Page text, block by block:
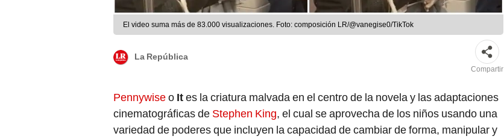
El video suma más de 83.000 visualizaciones. Foto: composición LR/@vanegise0/TikTok
La República
Compartir
Pennywiseo Ites la criatura malvada en el centro de la novela y las adaptaciones
cinematográficas de Stephen King, el cual se aprovecha de los niños usando una
variedad de poderes que incluyen la capacidad de cambiar de forma, manipular y